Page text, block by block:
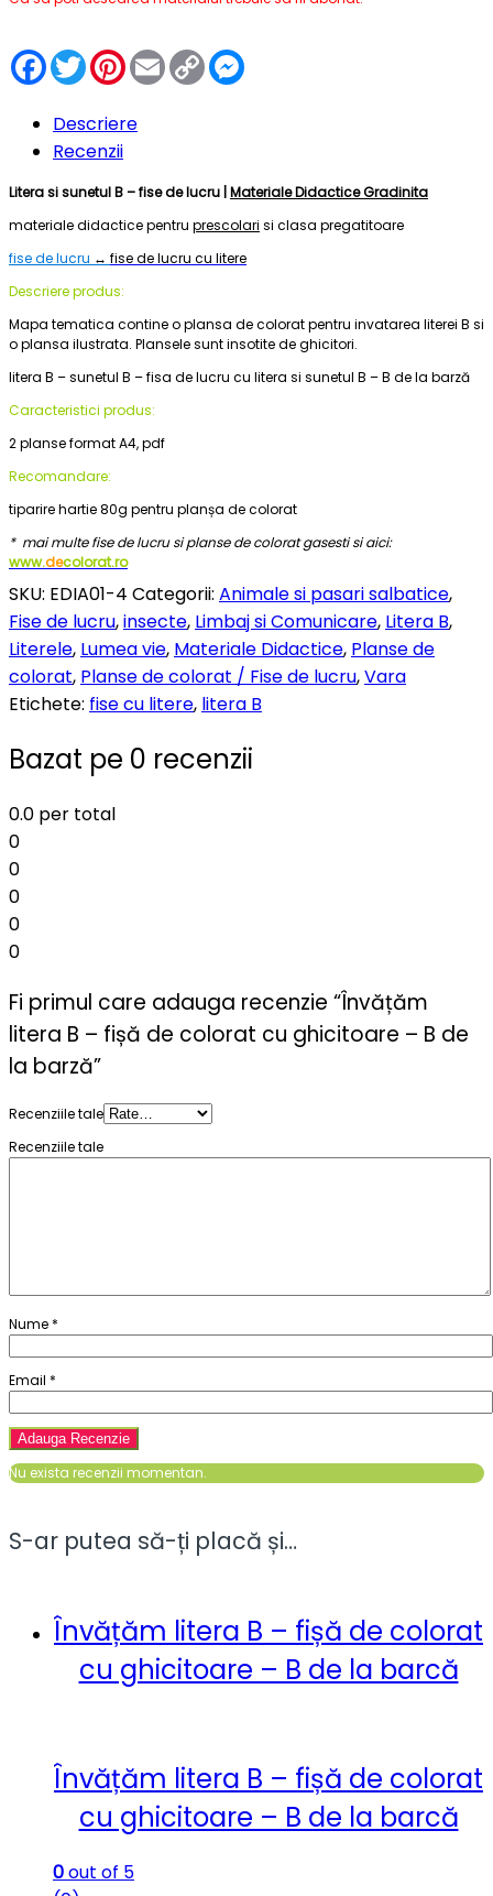
Facebook
TwitterPinterest
EmailCopy
Link
Descriere
Recenzii
Litera si sunetul B – fise de lucru | Materiale Didactice Gradinita
materiale didactice pentru prescolari si clasa pregatitoare
fise de lucru ↔ fise de lucru cu litere
Descriere produs:
Mapa tematica contine o plansa de colorat pentru invatarea literei B si
o plansa ilustrata. Plansele sunt insotite de ghicitori.
litera B – sunetul B – fisa de lucru cu litera si sunetul B – B de la barză
Caracteristici produs:
2 planse format A4, pdf
Recomandare:
tiparire hartie 80g pentru planșa de colorat
* mai multe fise de lucru si planse de colorat gasesti si aici:
www.decolorat.ro
SKU: EDIA01-4 Categorii: Animale si pasari salbatice,
Fise de lucru,insecte, Limbaj si Comunicare, Litera B,
Literele, Lumea vie, Materiale Didactice, Planse de
colorat, Planse de colorat / Fise de lucru,Vara
Etichete: fise cu litere, litera B
Bazat pe 0 recenzii
0.0 per total
0
0
0
0
0
Fi primul care adauga recenzie “Învățăm
litera B – fișă de colorat cu ghicitoare – B de
la barză”
Recenziile tale
Recenziile tale
Nume *
Email *
Nu exista recenzii momentan.
S-ar putea să-ți placă și…
Învățăm litera B – fișă de colorat
cu ghicitoare – B de la barcă
Învățăm litera B – fișă de colorat
cu ghicitoare – B de la barcă
0out of 5